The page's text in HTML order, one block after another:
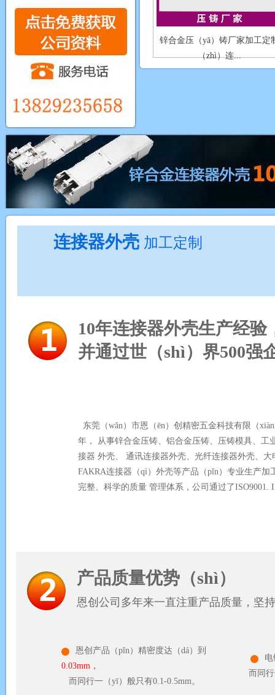
锌合金压（yā）铸厂家加工定
（zhì）连...
连接器外壳 加工定制
10年连接器外壳生产经验
并通过世（shì）界500强
东莞（wǎn）市恩（ēn）创精密五金科技有限（
年， 从事锌合金压铸、铝合金压铸、压铸模具、工
接器 外壳、 通讯连接器外壳、光纤连接器外壳、大
FAKRA连接器（qì）外壳等产品（pǐn）专业生产加
完整、科学的质量 管理体系，公司通过了ISO9001.
产品质量优势（shì）
恩创公司多年来一直注重产品质量，坚
恩创产品（pǐn）精密度达（dá）到
0.03mm，
而同行一（yī）般只有0.1-0.5mm。
而同